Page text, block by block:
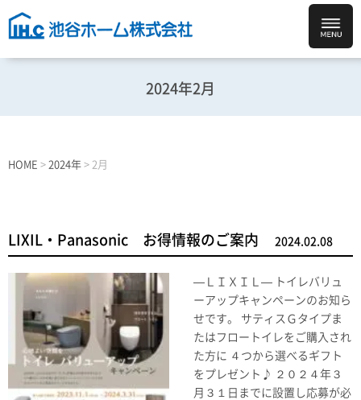
2024年2月
HOME > 2024年 > 2月
LIXIL・Panasonic お得情報のご案内 2024.02.08
—ＬＩＸＩＬ— トイレバリュ
ーアップキャンペーンのお知ら
せです。 サティスＧタイプま
たはフロートイレをご購入され
た方に ４つから選べるギフト
をプレゼント♪ ２０２４年３
月３１日までに設置し応募が必